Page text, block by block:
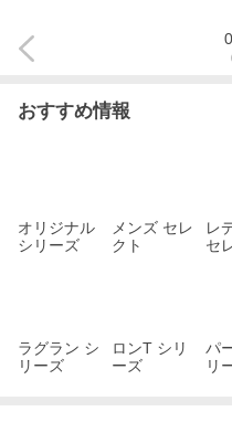
0
おすすめ情報
オリジナル
シリーズ
メンズ セレ
クト
レ
セ
ラグラン シ
リーズ
ロンT シリ
ーズ
パ
リ